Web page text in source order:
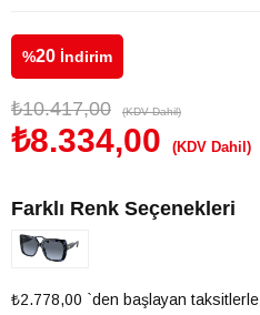
%20 İndirim
₺10.417,00 (KDV Dahil)
₺8.334,00 (KDV Dahil)
Farklı Renk Seçenekleri
₺2.778,00 `den başlayan taksitlerle